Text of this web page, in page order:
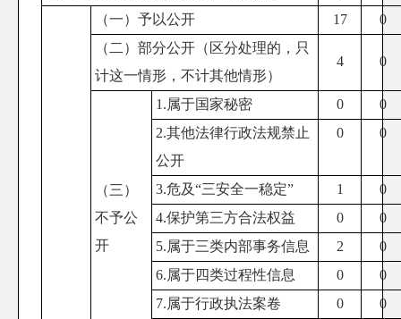
（一）予以公开 17
0
（二）部分公开（区分处理的，只
计这一情形，不计其他情形）
4 0
（三）
不予公
开
1.属于国家秘密 0
0
2.其他法律行政法规禁止
公开
0 0
3.危及“三安全一稳定” 1
0
4.保护第三方合法权益
0
0
5.属于三类内部事务信息
2
0
6.属于四类过程性信息
0
0
7.属于行政执法案卷
0
0